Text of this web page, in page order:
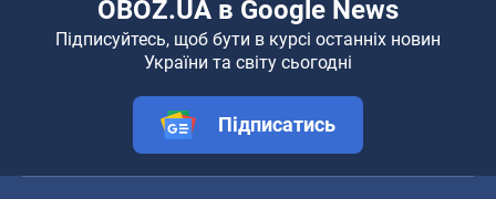
OBOZ.UA в Google News
Підписуйтесь, щоб бути в курсі останніх новин
України та світу сьогодні
Підписатись